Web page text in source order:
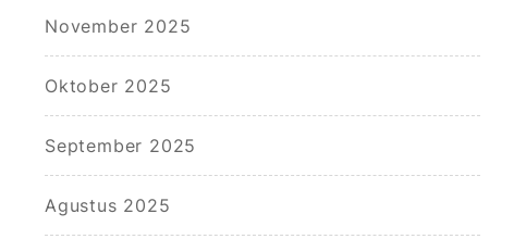
November 2025
Oktober 2025
September 2025
Agustus 2025